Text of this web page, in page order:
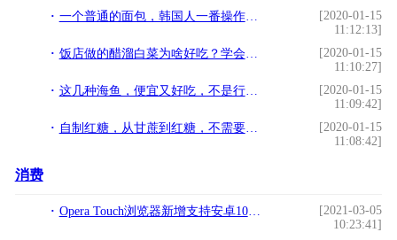
一个普通的面包，韩国人一番操作，售价瞬间翻倍，想吃吗？
[2020-01-15
11:12:13]
饭店做的醋溜白菜为啥好吃？学会小诀窍，自己在家做，成本2块钱
[2020-01-15
11:10:27]
这几种海鱼，便宜又好吃，不是行家不知道
[2020-01-15
11:09:42]
自制红糖，从甘蔗到红糖，不需要高端的器具，在家就能做
[2020-01-15
11:08:42]
消费
Opera Touch浏览器新增支持安卓10暗黑模式!
[2021-03-05
10:23:41]